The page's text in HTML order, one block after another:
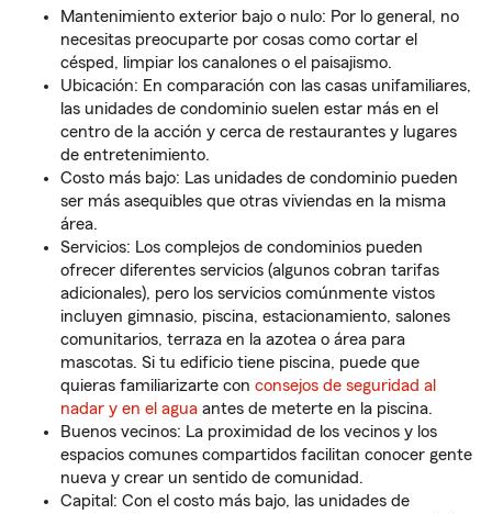
Mantenimiento exterior bajo o nulo: Por lo general, no
necesitas preocuparte por cosas como cortar el
césped, limpiar los canalones o el paisajismo.
Ubicación: En comparación con las casas unifamiliares,
las unidades de condominio suelen estar más en el
centro de la acción y cerca de restaurantes y lugares
de entretenimiento.
Costo más bajo: Las unidades de condominio pueden
ser más asequibles que otras viviendas en la misma
área.
Servicios: Los complejos de condominios pueden
ofrecer diferentes servicios (algunos cobran tarifas
adicionales), pero los servicios comúnmente vistos
incluyen gimnasio, piscina, estacionamiento, salones
comunitarios, terraza en la azotea o área para
mascotas. Si tu edificio tiene piscina, puede que
quieras familiarizarte con consejos de seguridad al
nadar y en el agua antes de meterte en la piscina.
Buenos vecinos: La proximidad de los vecinos y los
espacios comunes compartidos facilitan conocer gente
nueva y crear un sentido de comunidad.
Capital: Con el costo más bajo, las unidades de